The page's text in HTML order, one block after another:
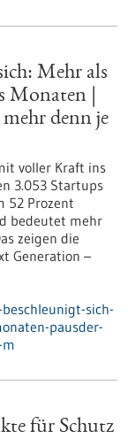
Mehr als
Monaten |
denn je
voller Kraft ins
3.053 Startups
52 Prozent
bedeutet mehr
zeigen die
Generation –
sich-
pausder-
für Schutz